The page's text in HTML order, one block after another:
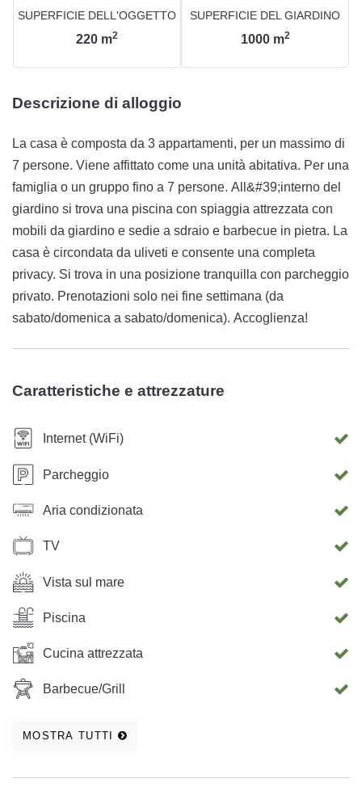
SUPERFICIE DELL'OGGETTO
220 m2
SUPERFICIE DEL GIARDINO
1000 m2
Descrizione di alloggio
La casa è composta da 3 appartamenti, per un massimo di
7 persone. Viene affittato come una unità abitativa. Per una
famiglia o un gruppo fino a 7 persone. All&#39;interno del
giardino si trova una piscina con spiaggia attrezzata con
mobili da giardino e sedie a sdraio e barbecue in pietra. La
casa è circondata da uliveti e consente una completa
privacy. Si trova in una posizione tranquilla con parcheggio
privato. Prenotazioni solo nei fine settimana (da
sabato/domenica a sabato/domenica). Accoglienza!
Caratteristiche e attrezzature
Internet (WiFi)
Parcheggio
Aria condizionata
TV
Vista sul mare
Piscina
Cucina attrezzata
Barbecue/Grill
MOSTRA TUTTI